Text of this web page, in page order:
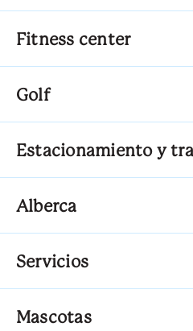
Fitness center
Golf
Estacionamiento y
Alberca
Servicios
Mascotas